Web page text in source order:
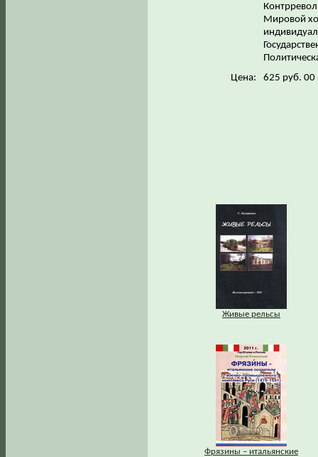
Мировой
Цена:
625 руб. 00
Живые рельсы
Фрязины – итальянские